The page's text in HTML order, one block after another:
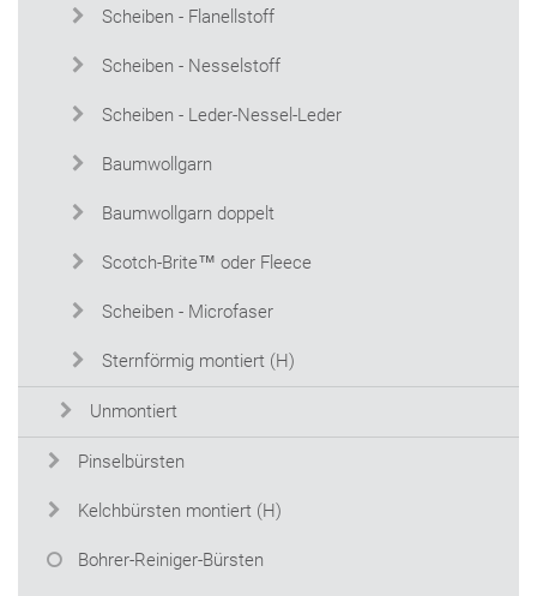
Scheiben - Flanellstoff
Scheiben - Nesselstoff
Scheiben - Leder-Nessel-Leder
Baumwollgarn
Baumwollgarn doppelt
Scotch-Brite™ oder Fleece
Scheiben - Microfaser
Sternförmig montiert (H)
Unmontiert
Pinselbürsten
Kelchbürsten montiert (H)
Bohrer-Reiniger-Bürsten